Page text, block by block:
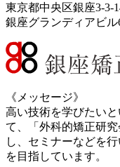
東京都中央区銀座3-3-
銀座グランディアビル
《メッセージ》
高い技術を学びたい
て、「外科的矯正研
し、セミナーなどを
を目指しています。